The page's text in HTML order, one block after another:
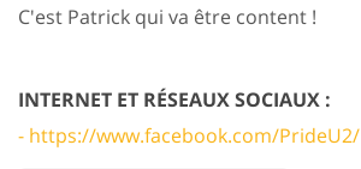
C'est Patrick qui va être content !
INTERNET ET RÉSEAUX SOCIAUX :
- https://www.facebook.com/PrideU2/